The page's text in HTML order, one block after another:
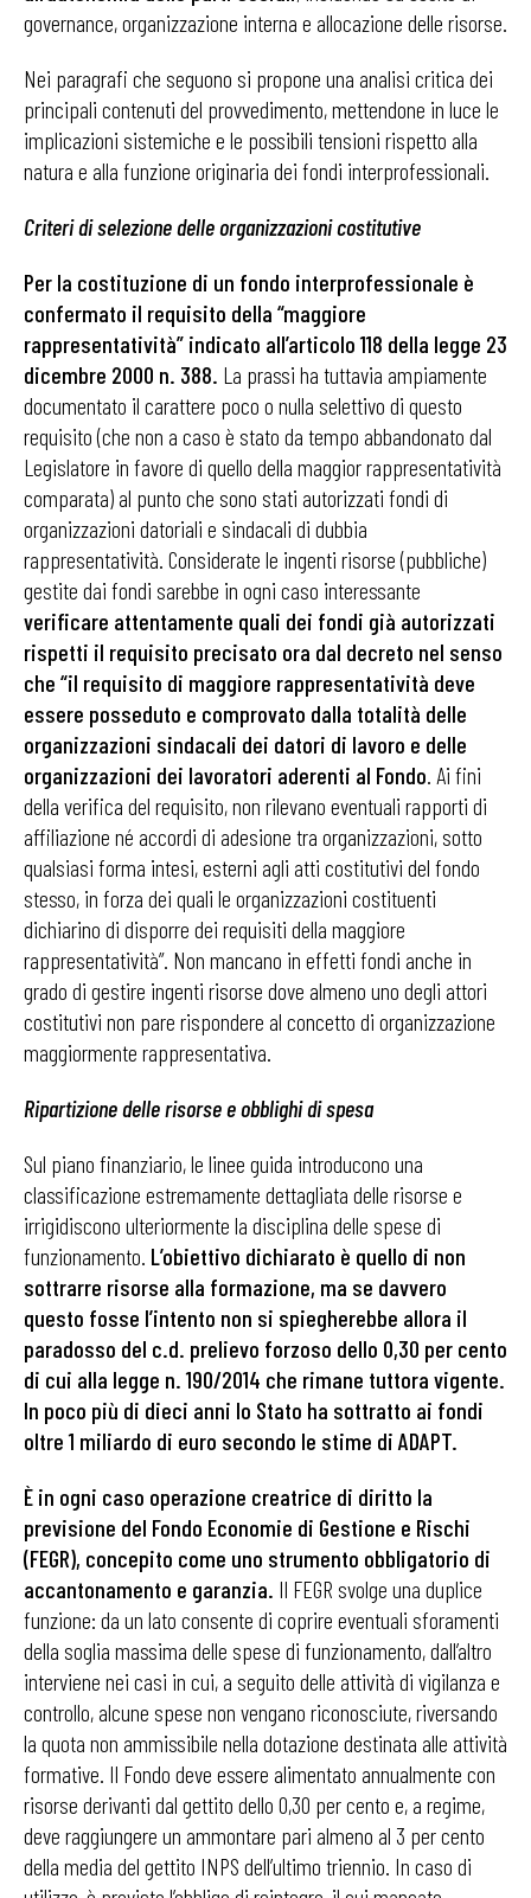
governance, organizzazione interna e allocazione delle risorse.
Nei paragrafi che seguono si propone una analisi critica dei
principali contenuti del provvedimento, mettendone in luce le
implicazioni sistemiche e le possibili tensioni rispetto alla
natura e alla funzione originaria dei fondi interprofessionali.
Criteri di selezione delle organizzazioni costitutive
Per la costituzione di un fondo interprofessionale è
confermato il requisito della “maggiore
rappresentatività” indicato all’articolo 118 della legge 23
dicembre 2000 n. 388. La prassi ha tuttavia ampiamente
documentato il carattere poco o nulla selettivo di questo
requisito (che non a caso è stato da tempo abbandonato dal
Legislatore in favore di quello della maggior rappresentatività
comparata) al punto che sono stati autorizzati fondi di
organizzazioni datoriali e sindacali di dubbia
rappresentatività. Considerate le ingenti risorse (pubbliche)
gestite dai fondi sarebbe in ogni caso interessante
verificare attentamente quali dei fondi già autorizzati
rispetti il requisito precisato ora dal decreto nel senso
che “il requisito di maggiore rappresentatività deve
essere posseduto e comprovato dalla totalità delle
organizzazioni sindacali dei datori di lavoro e delle
organizzazioni dei lavoratori aderenti al Fondo. Ai fini
della verifica del requisito, non rilevano eventuali rapporti di
affiliazione né accordi di adesione tra organizzazioni, sotto
qualsiasi forma intesi, esterni agli atti costitutivi del fondo
stesso, in forza dei quali le organizzazioni costituenti
dichiarino di disporre dei requisiti della maggiore
rappresentatività”. Non mancano in effetti fondi anche in
grado di gestire ingenti risorse dove almeno uno degli attori
costitutivi non pare rispondere al concetto di organizzazione
maggiormente rappresentativa.
Ripartizione delle risorse e obblighi di spesa
Sul piano finanziario, le linee guida introducono una
classificazione estremamente dettagliata delle risorse e
irrigidiscono ulteriormente la disciplina delle spese di
funzionamento. L’obiettivo dichiarato è quello di non
sottrarre risorse alla formazione, ma se davvero
questo fosse l’intento non si spiegherebbe allora il
paradosso del c.d. prelievo forzoso dello 0,30 per cento
di cui alla legge n. 190/2014 che rimane tuttora vigente.
In poco più di dieci anni lo Stato ha sottratto ai fondi
oltre 1 miliardo di euro secondo le stime di ADAPT.
È in ogni caso operazione creatrice di diritto la
previsione del Fondo Economie di Gestione e Rischi
(FEGR), concepito come uno strumento obbligatorio di
accantonamento e garanzia. Il FEGR svolge una duplice
funzione: da un lato consente di coprire eventuali sforamenti
della soglia massima delle spese di funzionamento, dall’altro
interviene nei casi in cui, a seguito delle attività di vigilanza e
controllo, alcune spese non vengano riconosciute, riversando
la quota non ammissibile nella dotazione destinata alle attività
formative. Il Fondo deve essere alimentato annualmente con
risorse derivanti dal gettito dello 0,30 per cento e, a regime,
deve raggiungere un ammontare pari almeno al 3 per cento
della media del gettito INPS dell’ultimo triennio. In caso di